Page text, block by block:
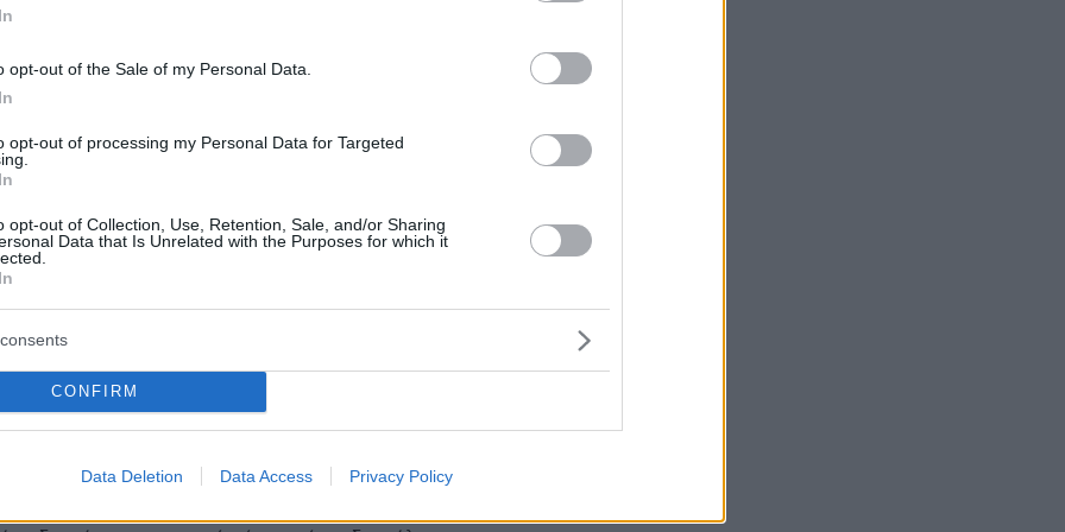
opt-out of the Sale of my Personal Data.
opt-out of processing my Personal Data for Targeted
opt-out of Collection, Use, Retention, Sale, and/or Sharing
Data that Is Unrelated with the Purposes for which it
CONFIRM
Data Deletion Data Access Privacy Policy
μας μπορεί να γλιτώσει τη
με την Ανδρομέδα,
με νέα έρευνα
μιας σύγκρουσης των δύο Γαλαξιών ανέρχεται
50% μέσα στα επόμενα 10 δισεκατομμύρια χρόνια
σπάνιο φαινόμενο στο
Ο δακτύλιος Αϊνστάιν που